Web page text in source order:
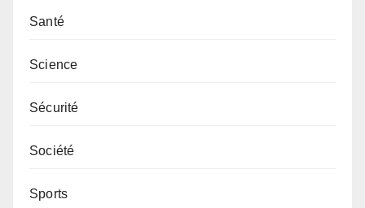
Santé
Science
Sécurité
Société
Sports